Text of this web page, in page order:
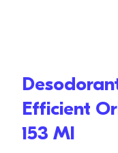
Efficient
153 Ml